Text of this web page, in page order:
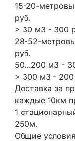
15-20-
руб.
> 30 м3 - 300
28-52-
руб.
50…200 м3 -
> 300 м3 -
Доставка за
каждые 10км
1
250м.
Общие